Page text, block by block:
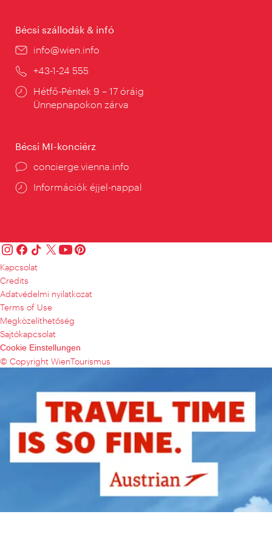
Bécsi szállodák & infó
E-
info@wien.info
Telefon:
+43-1-24 555
Nyitva
tartás:
Hétfő-Péntek 9 – 17 óráig
Ünnepnapokon zárva
Bécsi MI-konciérz
concierge.vienna.info
Információk éjjel-nappal
Kapcsolat
Credits
Adatvédelmi nyilatkozat
Terms of Use
Megközelíthetőség
Sajtókapcsolat
Cookie Einstellungen
© Copyright WienTourismus